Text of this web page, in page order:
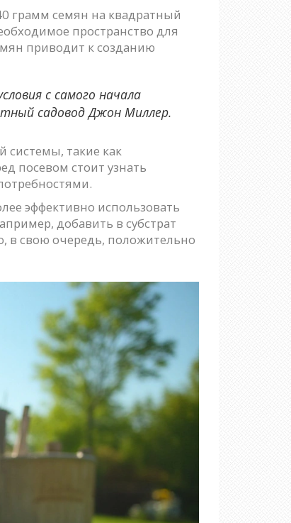
грамм семян на квадратный
пространство для
приводит к созданию
с самого начала
садовод Джон Миллер.
системы, такие как
посевом стоит узнать
эффективно использовать
добавить в субстрат
в свою очередь, положительно